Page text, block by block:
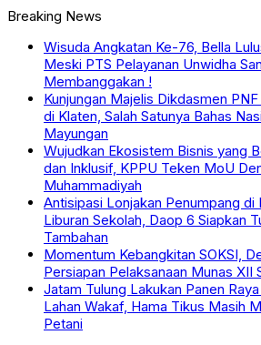
Breaking News
Wisuda Angkatan Ke-76, Bella
Meski PTS Pelayanan Unwidha
Membanggakan !
Kunjungan Majelis Dikdasmen
di Klaten, Salah Satunya Bahas
Mayungan
Wujudkan Ekosistem Bisnis yang
dan Inklusif, KPPU Teken MoU
Muhammadiyah
Antisipasi Lonjakan Penumpang di
Liburan Sekolah, Daop 6 Siapkan
Tambahan
Momentum Kebangkitan SOKSI,
Persiapan Pelaksanaan Munas XII
Jatam Tulung Lakukan Panen
Lahan Wakaf, Hama Tikus Masih
Petani